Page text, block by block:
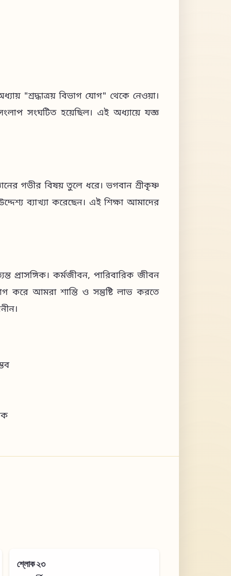
"শ্রদ্ধাত্রয় বিভাগ যোগ" থেকে নেওয়া।
সংঘটিত হয়েছিল। এই অধ্যায়ে যজ্ঞ
গভীর বিষয় তুলে ধরে। ভগবান শ্রীকৃষ্ণ
ব্যাখ্যা করেছেন। এই শিক্ষা আমাদের
কর্মজীবন, পারিবারিক জীবন
করে আমরা শান্তি ও সন্তুষ্টি লাভ করতে
শ্লোক ২৩